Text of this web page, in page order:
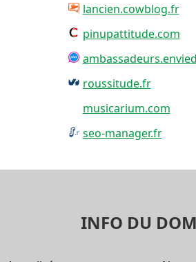
lancien.cowblog.fr
pinupattitude.com
roussitude.fr
musicarium.com
seo-manager.fr
INFO DU